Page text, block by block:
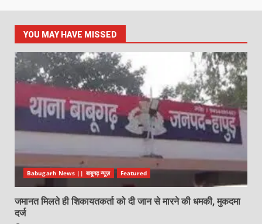
YOU MAY HAVE MISSED
Babugarh News || बाबूगढ़ न्यूज़ Featured
जमानत मिलते ही शिकायतकर्ता को दी जान से मारने की धमकी, मुकदमा
दर्ज